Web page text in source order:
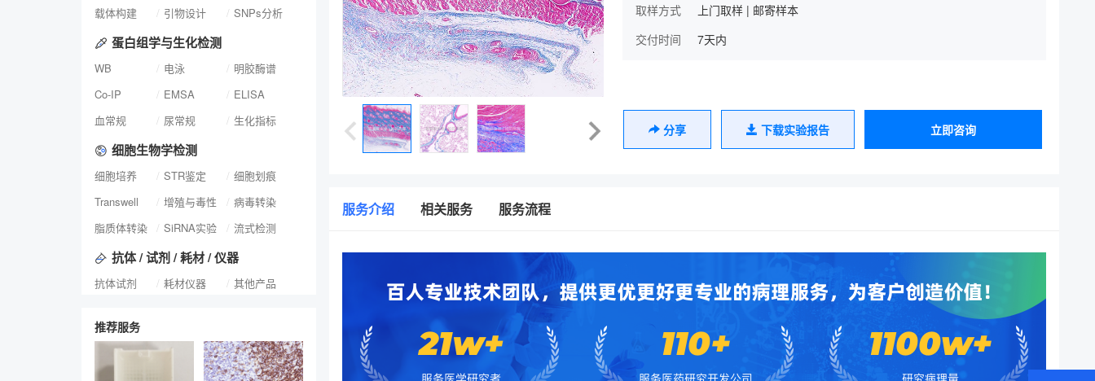
载体构建
引物设计 SNPs分析
蛋白组学与生化检测
WB 电泳
明胶酶谱
Co-IP
EMSA
ELISA
血常规
尿常规 生化指标
细胞生物学检测
细胞培养 STR鉴定
细胞划痕
Transwell
增殖与毒性
病毒转染
脂质体转染
SiRNA实验 流式检测
抗体 / 试剂 / 耗材 / 仪器
抗体试剂 耗材仪器 其他产品
推荐服务
取样方式
上门取样 | 邮寄样本
交付时间
7天内
分享 下载实验报告 立即咨询
服务介绍 相关服务 服务流程